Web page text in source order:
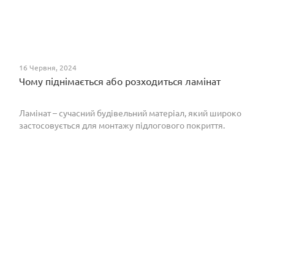
16 Червня, 2024
Чому піднімається або розходиться ламінат
Ламінат – сучасний будівельний матеріал, який широко
застосовується для монтажу підлогового покриття.